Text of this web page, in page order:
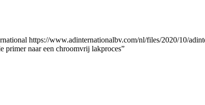
https://www.adinternationalbv.com/nl/files/2020/10/
naar een chroomvrij lakproces”